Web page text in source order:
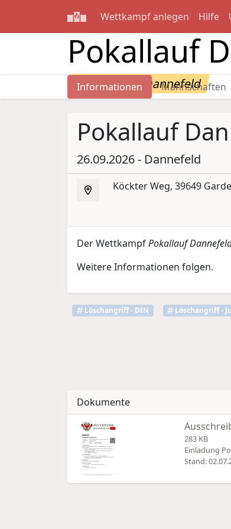
Wettkampf anlegen Hilfe
Pokallauf
26.09.2026 - Dannefeld
Informationen Mannschaften
Pokallauf
26.09.2026 - Dannefeld
Köckter Weg, 39649
Der WettkampfPokallauf
Weitere Informationen folgen.
Löschangriff - DIN Löschangriff -
Dokumente
283 KB
Einladung
Stand: